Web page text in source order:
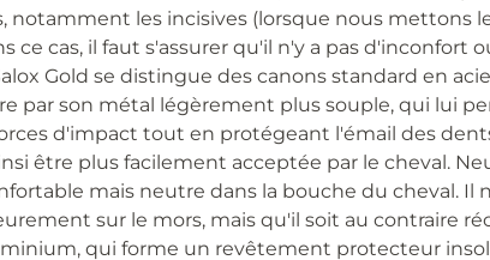
notamment les incisives (lorsque nous mettons
ce cas, il faut s'assurer qu'il n'y a pas d'inconfort
Gold se distingue des canons standard en
par son métal légèrement plus souple, qui lui
d'impact tout en protégeant l'émail des
être plus facilement acceptée par le cheval.
mais neutre dans la bouche du cheval. Il
sur le mors, mais qu'il soit au contraire
qui forme un revêtement protecteur